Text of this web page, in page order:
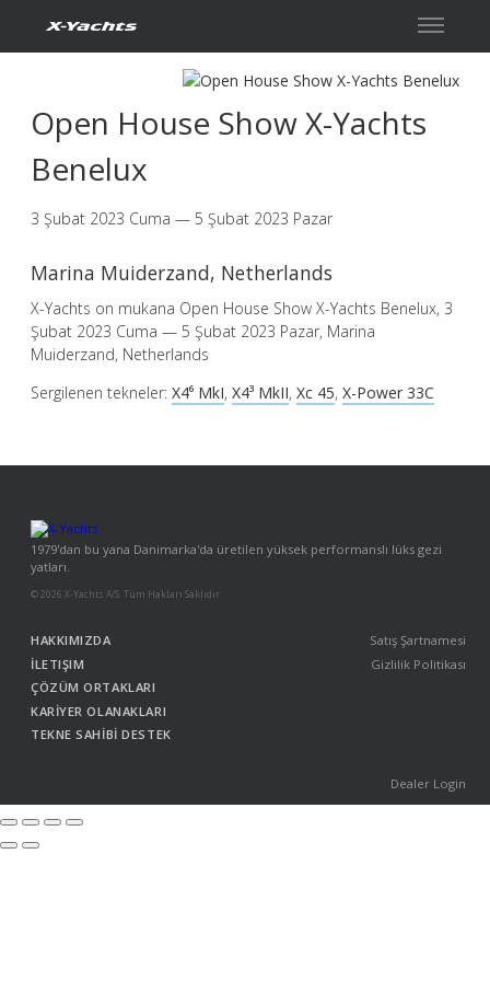
Open House Show X-Yachts
Benelux
3 Şubat 2023 Cuma — 5 Şubat 2023 Pazar
Marina Muiderzand, Netherlands
X-Yachts on mukana Open House Show X-Yachts Benelux, 3
Şubat 2023 Cuma — 5 Şubat 2023 Pazar, Marina
Muiderzand, Netherlands
Sergilenen tekneler: X4⁶ MkI, X4³ MkII, Xc 45, X-Power 33C
1979'dan bu yana Danimarka'da üretilen yüksek performanslı lüks gezi
yatları.
© 2026 X-Yachts A/S. Tüm Hakları Saklıdır.
HAKKIMIZDA
İLETIŞIM
ÇÖZÜM ORTAKLARI
KARİYER OLANAKLARI
TEKNE SAHİBİ DESTEK
Dealer Login
Satış Şartnamesi
Gizlilik Politikası